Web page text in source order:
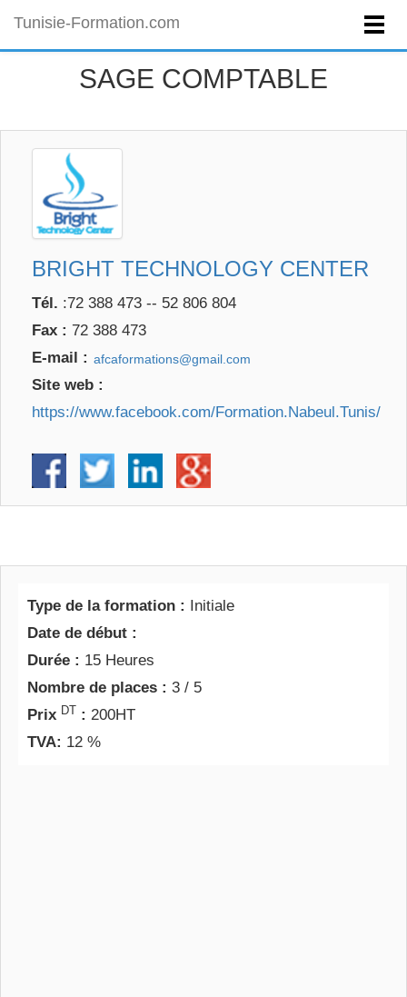
Tunisie-Formation.com
SAGE COMPTABLE
BRIGHT TECHNOLOGY CENTER
Tél. :72 388 473 -- 52 806 804
Fax : 72 388 473
E-mail :
Site web :
https://www.facebook.com/Formation.Nabeul.Tunis/
Type de la formation : Initiale
Date de début :
Durée : 15 Heures
Nombre de places : 3 / 5
Prix DT : 200HT
TVA: 12 %